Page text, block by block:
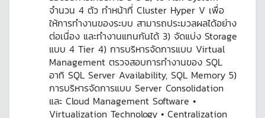
จำนวน 4 ตัว ทำหน้าที่ Cluster Hyper V เพื่อ
ให้การทำงานของระบบ สามารถประมวลผลได้อย่าง
ต่อเนื่อง และทำงานแทนกันได้ 3) จัดแบ่ง Storage
แบบ 4 Tier 4) การบริหารจัดการแบบ Virtual
Management ตรวจสอบการทำงานของ SQL
อาทิ SQL Server Availability, SQL Memory 5)
การบริหารจัดการแบบ Server Consolidation
และ Cloud Management Software •
Virtualization Technology • Centralization